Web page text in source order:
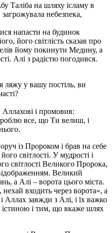
Таліба на шляху ісламу в
загрожувала небезпека,
напасти на будинок
його світлість сказав про
йому покинути Медину, а
Алі з радістю погодився.
у вашу постіль, ви
і промовив:
все, що Ти велиш, і
із Пророком і брав на себе
світлості. У мудрості і
світлості Великого Пророка,
Великий
а Алі – ворота цього міста.
входить через ворота», а
Аллах завжди з Алі, і їх важко
істиною і тим, що вкаже шлях